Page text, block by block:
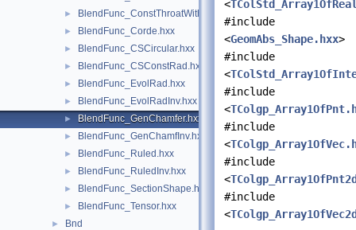
► BlendFunc_ConstThroatWithPenetrationInv.hxx
► BlendFunc_Corde.hxx
► BlendFunc_CSCircular.hxx
► BlendFunc_CSConstRad.hxx
► BlendFunc_EvolRad.hxx
► BlendFunc_EvolRadInv.hxx
► BlendFunc_GenChamfer.hxx
► BlendFunc_GenChamfInv.hxx
► BlendFunc_Ruled.hxx
► BlendFunc_RuledInv.hxx
► BlendFunc_SectionShape.hxx
► BlendFunc_Tensor.hxx
► Bnd
<
#include
<GeomAbs_Shape.hxx>
#include
<
#include
<
#include
<
#include
<
#include
<